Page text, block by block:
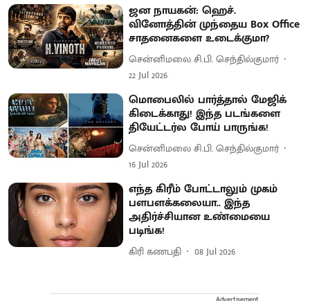
ஜன நாயகன்: ஹெச்.
வினோத்தின் முந்தைய Box Office
சாதனைகளை உடைக்குமா?
சென்னிமலை சி.பி. செந்தில்குமார்
22 Jul 2026
மொபைலில் பார்த்தால் மேஜிக்
கிடைக்காது! இந்த படங்களை
தியேட்டர்ல போய் பாருங்க!
சென்னிமலை சி.பி. செந்தில்குமார்
16 Jul 2026
எந்த கிரீம் போட்டாலும் முகம்
பளபளக்கலையா.. இந்த
அதிர்ச்சியான உண்மையை
படிங்க!
கிரி கணபதி 08 Jul 2026